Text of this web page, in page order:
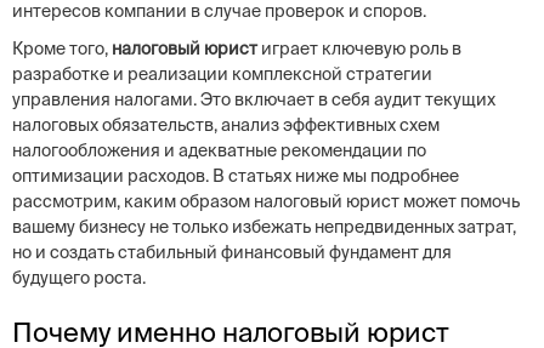
интересов компании в случае проверок и споров.
Кроме того, налоговый юристиграет ключевую роль в
разработке и реализации комплексной стратегии
управления налогами. Это включает в себя аудит текущих
налоговых обязательств, анализ эффективных схем
налогообложения и адекватные рекомендации по
оптимизации расходов. В статьях ниже мы подробнее
рассмотрим, каким образом налоговый юрист может помочь
вашему бизнесу не только избежать непредвиденных затрат,
но и создать стабильный финансовый фундамент для
будущего роста.
Почему именно налоговый юрист